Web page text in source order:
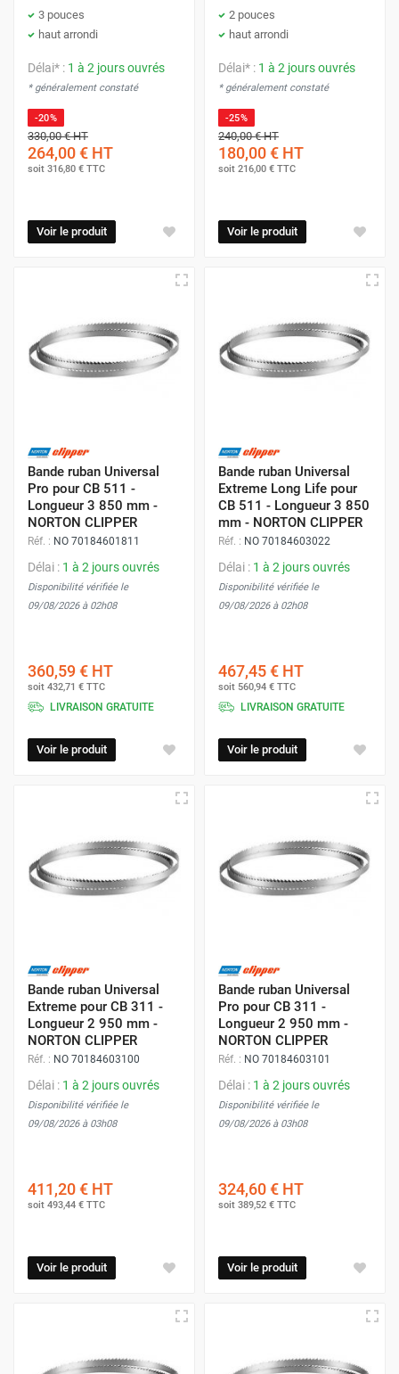
3 pouces
haut arrondi
Délai* : 1 à 2 jours ouvrés
* généralement constaté
-20%
330,00 €HT
264,00 € HT
soit 316,80 € TTC
Voir le produit
2 pouces
haut arrondi
Délai* : 1 à 2 jours ouvrés
* généralement constaté
-25%
240,00 €HT
180,00 € HT
soit 216,00 € TTC
Voir le produit
Bande ruban Universal
Pro pour CB 511 -
Longueur 3 850 mm -
NORTON CLIPPER
Réf. : NO 70184601811
Délai : 1 à 2 jours ouvrés
Disponibilité vérifiée le
09/08/2026 à 02h08
360,59 € HT
soit 432,71 € TTC
LIVRAISON GRATUITE
Voir le produit
Bande ruban Universal
Extreme Long Life pour
CB 511 - Longueur 3 850
mm - NORTON CLIPPER
Réf. : NO 70184603022
Délai : 1 à 2 jours ouvrés
Disponibilité vérifiée le
09/08/2026 à 02h08
467,45 € HT
soit 560,94 € TTC
LIVRAISON GRATUITE
Voir le produit
Bande ruban Universal
Extreme pour CB 311 -
Longueur 2 950 mm -
NORTON CLIPPER
Réf. : NO 70184603100
Délai : 1 à 2 jours ouvrés
Disponibilité vérifiée le
09/08/2026 à 03h08
411,20 € HT
soit 493,44 € TTC
Voir le produit
Bande ruban Universal
Pro pour CB 311 -
Longueur 2 950 mm -
NORTON CLIPPER
Réf. : NO 70184603101
Délai : 1 à 2 jours ouvrés
Disponibilité vérifiée le
09/08/2026 à 03h08
324,60 € HT
soit 389,52 € TTC
Voir le produit